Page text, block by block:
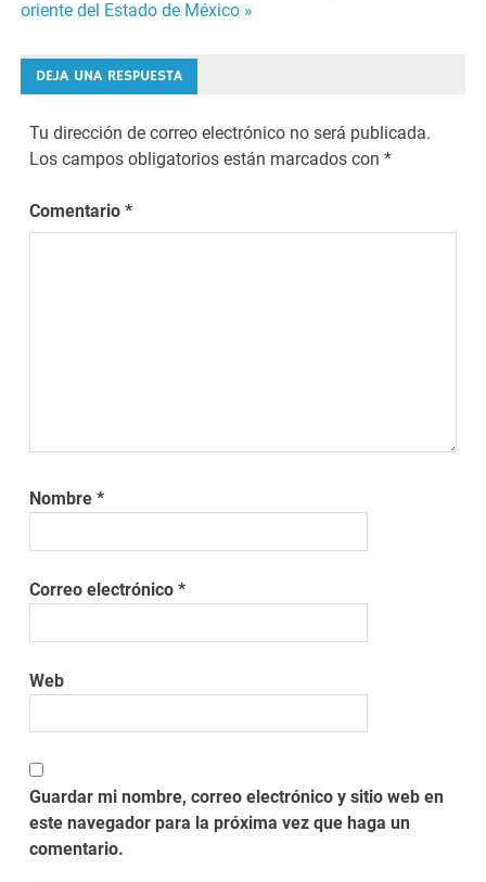
de
entradas
oriente del Estado de México »
DEJA UNA RESPUESTA
Tu dirección de correo electrónico no será publicada.
Los campos obligatorios están marcados con*
Comentario*
Nombre*
Correo electrónico*
Web
Guardar mi nombre, correo electrónico y sitio web en
este navegador para la próxima vez que haga un
comentario.